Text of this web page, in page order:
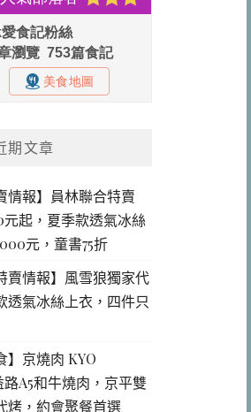
期文章
情報】員林聯合特賣
起，夏季款透氣冰絲
元，童書75折
賣情報】風雪狼獨家代
透氣冰絲上衣，四件只
】京燒肉 KYO
A5和牛燒肉，京平雙
烤，約會聚餐首選